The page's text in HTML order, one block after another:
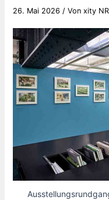
26. Mai 2026 / Vonxity